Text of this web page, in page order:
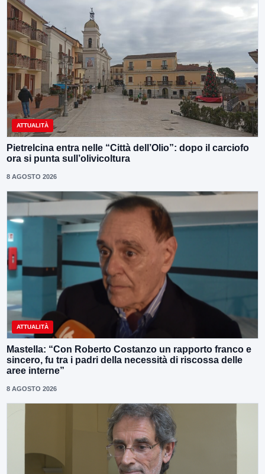
ATTUALITÀ
Pietrelcina entra nelle “Città dell’Olio”: dopo il carciofo
ora si punta sull’olivicoltura
8 AGOSTO 2026
ATTUALITÀ
Mastella: “Con Roberto Costanzo un rapporto franco e
sincero, fu tra i padri della necessità di riscossa delle
aree interne”
8 AGOSTO 2026